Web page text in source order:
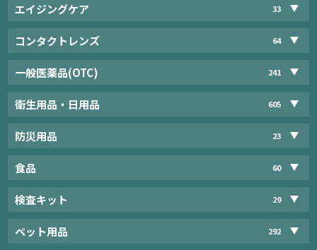
エイジングケア 33
コンタクトレンズ 64
一般医薬品(OTC) 241
衛生用品・日用品 605
防災用品 23
食品 60
検査キット 29
ペット用品 292